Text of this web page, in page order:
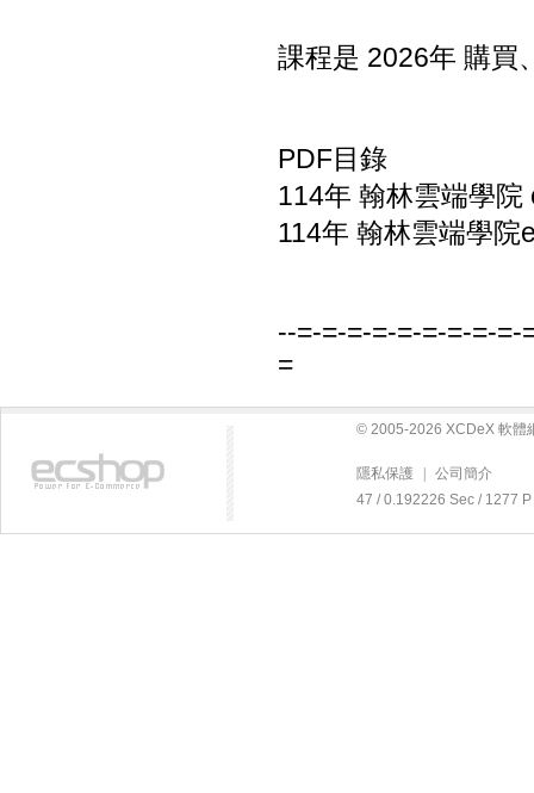
課程是 2026年 購買
PDF目錄
114年 翰林雲端學
114年 翰林雲端學院
--=-=-=-=-=-=-=-=-=-
=
© 2005-2026 XCDeX 軟體
隱私保護
公司簡介
47 / 0.192226 Sec / 1277